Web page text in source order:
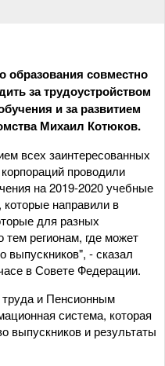
образования совместно
за трудоустройством
и за развитием
Михаил Котюков.
всех заинтересованных
проводили
на 2019-2020 учебные
направили в
для разных
тем регионам, где может
выпускников", - сказал
в Совете Федерации.
и Пенсионным
система, которая
выпускников и результаты